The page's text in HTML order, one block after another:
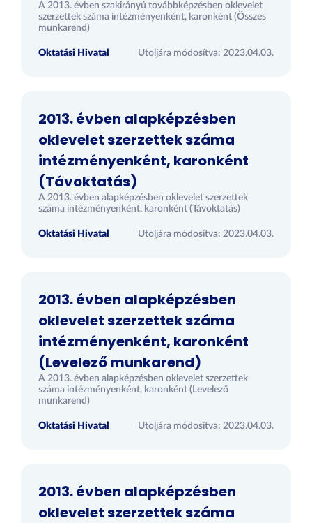
A 2013. évben szakirányú továbbképzésben oklevelet
szerzettek száma intézményenként, karonként (Összes
munkarend)
Oktatási Hivatal Utoljára módosítva: 2023.04.03.
2013. évben alapképzésben
oklevelet szerzettek száma
intézményenként, karonként
(Távoktatás)
A 2013. évben alapképzésben oklevelet szerzettek
száma intézményenként, karonként (Távoktatás)
Oktatási Hivatal Utoljára módosítva: 2023.04.03.
2013. évben alapképzésben
oklevelet szerzettek száma
intézményenként, karonként
(Levelező munkarend)
A 2013. évben alapképzésben oklevelet szerzettek
száma intézményenként, karonként (Levelező
munkarend)
Oktatási Hivatal Utoljára módosítva: 2023.04.03.
2013. évben alapképzésben
oklevelet szerzettek száma